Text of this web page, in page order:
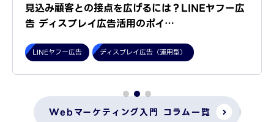
見込み顧客との接点を広げるには？LINEヤフー広
告 ディスプレイ広告活用のポイ…
LINEヤフー広告 ディスプレイ広告（運用型）
Webマーケティング入門 コラム一覧